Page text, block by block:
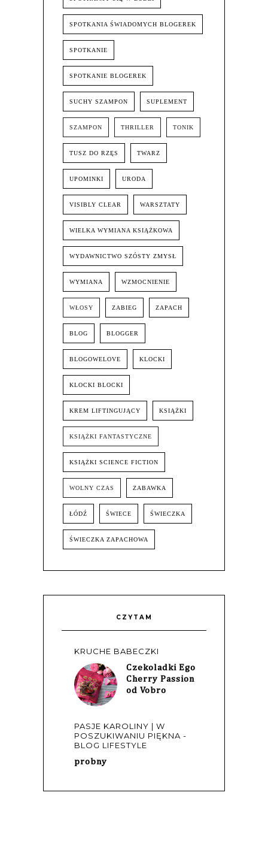
SPOTKANIA ŚWIADOMYCH BLOGEREK
SPOTKANIE
SPOTKANIE BLOGEREK
SUCHY SZAMPON SUPLEMENT
SZAMPON THRILLER TONIK
TUSZ DO RZĘS TWARZ
UPOMINKI URODA
VISIBLY CLEAR WARSZTATY
WIELKA WYMIANA KSIĄŻKOWA
WYDAWNICTWO SZÓSTY ZMYSŁ
WYMIANA WZMOCNIENIE
WŁOSY ZABIEG ZAPACH
BLOG BLOGGER
BLOGOWELOVE KLOCKI
KLOCKI BLOCKI
KREM LIFTINGUJĄCY KSIĄŻKI
KSIĄŻKI FANTASTYCZNE
KSIĄŻKI SCIENCE FICTION
WOLNY CZAS ZABAWKA
ŁÓDŹ ŚWIECE ŚWIECZKA
ŚWIECZKA ZAPACHOWA
CZYTAM
KRUCHE BABECZKI
Czekoladki Ego
Cherry Passion
od Vobro
PASJE KAROLINY | W
POSZUKIWANIU PIĘKNA -
BLOG LIFESTYLE
probny